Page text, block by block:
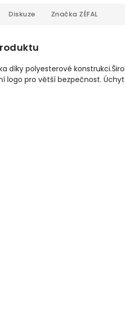
Diskuze Značka ZÉFAL
díky polyesterové
logo pro větší bezpečnost.